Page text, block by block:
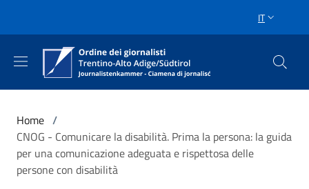
IT
Briciole di pane
Home /
CNOG - Comunicare la disabilità. Prima la persona: la guida
per una comunicazione adeguata e rispettosa delle
persone con disabilità